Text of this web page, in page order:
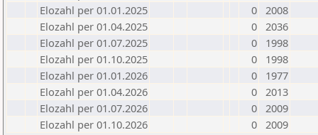
Elozahl per 01.01.2025
0 2008
Elozahl per 01.04.2025
0 2036
Elozahl per 01.07.2025
0
1998
Elozahl per 01.10.2025
0
1998
Elozahl per 01.01.2026
0
1977
Elozahl per 01.04.2026
0 2013
Elozahl per 01.07.2026
0 2009
Elozahl per 01.10.2026
0 2009